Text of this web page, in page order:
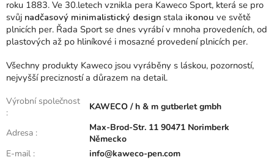
roku 1883. Ve 30.letech vznikla pera Kaweco Sport, která se pro
svůj nadčasový minimalistický design stala ikonou ve světě
plnicích per. Řada Sport se dnes vyrábí v mnoha provedeních, od
plastových až po hliníkové i mosazné provedení plnicích per.
Všechny produkty Kaweco jsou vyráběny s láskou, pozorností,
nejvyšší precizností a důrazem na detail.
Výrobní společnost
:
KAWECO / h & m gutberlet gmbh
Adresa :
Max-Brod-Str. 11 90471 Norimberk
Německo
E-mail : info@kaweco-pen.com